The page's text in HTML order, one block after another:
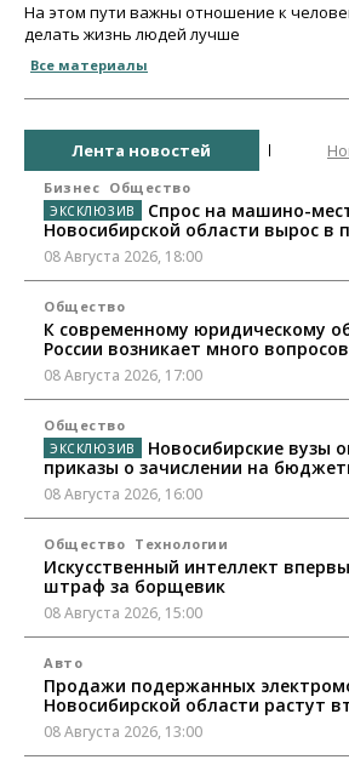
На этом пути важны отношение к
делать жизнь людей лучше
Все материалы
Лента новостей
Бизнес Общество
Спрос на машино-
Новосибирской области вырос в
08 Августа 2026, 18:00
Общество
К современному юридическому
России возникает много вопросов
08 Августа 2026, 17:00
Общество
Новосибирские вузы
приказы о зачислении на
08 Августа 2026, 16:00
Общество Технологии
Искусственный интеллект
штраф за борщевик
08 Августа 2026, 15:00
Авто
Продажи подержанных
Новосибирской области растут
08 Августа 2026, 13:00